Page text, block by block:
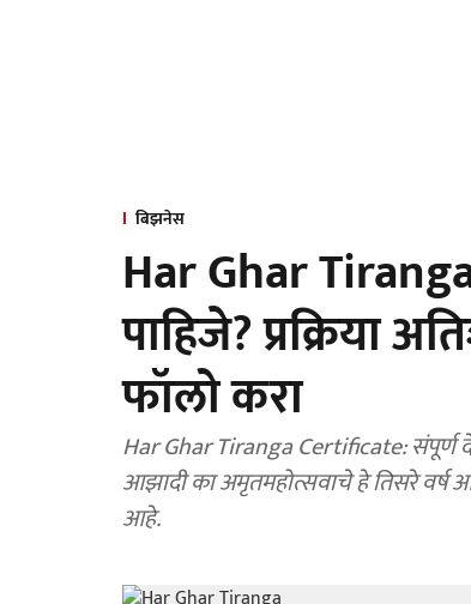
बिझनेस
Har Ghar
पाहिजे? प्रक्रिया
फॉलो करा
Har Ghar Tiranga Certificate: संपूर्ण
आझादी का अमृतमहोत्सवाचे हे तिसरे वर्ष
आहे.